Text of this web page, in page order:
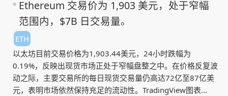
Ethereum 交易价为 1,903 美元，处于窄幅
范围内，$7B 日交易量。
ETH
以太坊目前交易价格为1,903.44美元，24小时跌幅为
0.19%，反映出现货市场正处于窄幅盘整之中。在价格反复波
动之际，主要交易所的每日现货交易量仍高达72亿至87亿美
元，表明市场依然保持充足的流动性。TradingView图表...